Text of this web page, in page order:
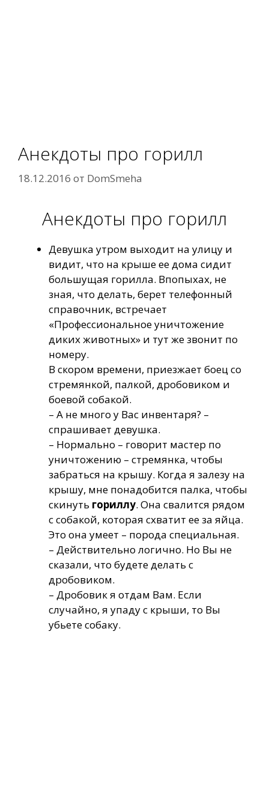
Анекдоты про горилл
18.12.2016 от DomSmeha
Анекдоты про горилл
Девушка утром выходит на улицу и
видит, что на крыше ее дома сидит
большущая горилла. Впопыхах, не
зная, что делать, берет телефонный
справочник, встречает
«Профессиональное уничтожение
диких животных» и тут же звонит по
номеру.
В скором времени, приезжает боец со
стремянкой, палкой, дробовиком и
боевой собакой.
– А не много у Вас инвентаря? –
спрашивает девушка.
– Нормально – говорит мастер по
уничтожению – стремянка, чтобы
забраться на крышу. Когда я залезу на
крышу, мне понадобится палка, чтобы
скинуть гориллу. Она свалится рядом
с собакой, которая схватит ее за яйца.
Это она умеет – порода специальная.
– Действительно логично. Но Вы не
сказали, что будете делать с
дробовиком.
– Дробовик я отдам Вам. Если
случайно, я упаду с крыши, то Вы
убьете собаку.